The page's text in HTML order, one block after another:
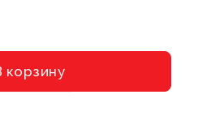
корзину